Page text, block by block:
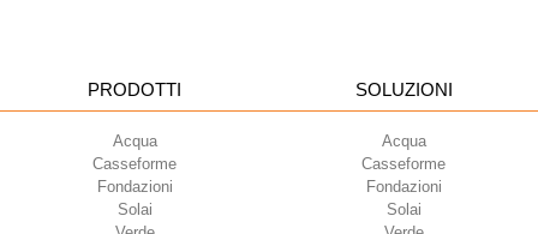
PRODOTTI
Acqua
Casseforme
Fondazioni
Solai
SOLUZIONI
Acqua
Casseforme
Fondazioni
Solai